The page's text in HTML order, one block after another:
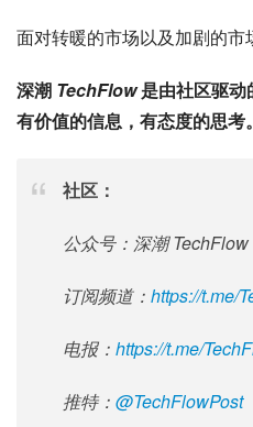
面对转暖的市场以及加剧的市
深潮 TechFlow 是由社区驱动
有价值的信息，有态度的思考。
社区：
公众号：深潮 TechFlow
订阅频道： https://t.me/
电报： https://t.me/
推特： @TechFlowPost